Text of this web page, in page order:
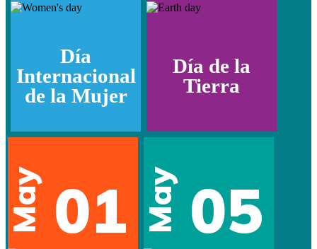
Día
Internacional
de la Mujer
Día de la
Tierra
May 01 May 05